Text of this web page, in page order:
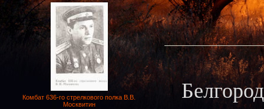
Комбат 636-го стрелкового полка В.В.
Москвитин